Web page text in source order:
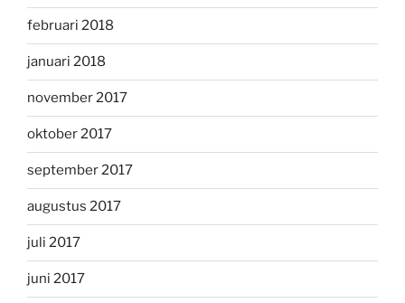
februari 2018
januari 2018
november 2017
oktober 2017
september 2017
augustus 2017
juli 2017
juni 2017